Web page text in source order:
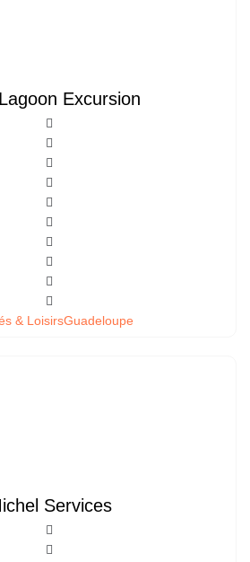
Excursion
& LoisirsGuadeloupe
Services